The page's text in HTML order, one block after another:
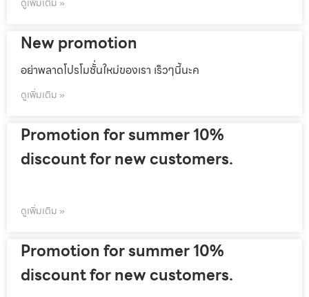
ดูเพิ่มเติม »
New promotion
อย่าพลาดโปรโมชั้่นใหม่ของเรา เร็วๆนี้นะค
ดูเพิ่มเติม »
Promotion for summer 10%
discount for new customers.
ดูเพิ่มเติม »
Promotion for summer 10%
discount for new customers.